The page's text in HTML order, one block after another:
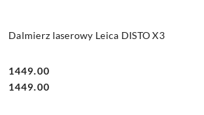
Dalmierz laserowy Leica DISTO X3
Cena:
1449.00
Cena:
1449.00